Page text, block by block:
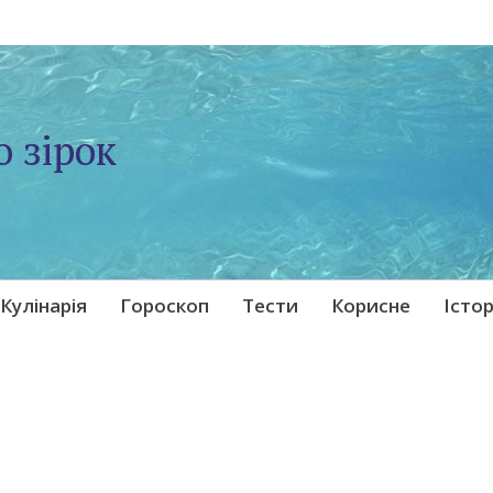
зірок
Кулінарія Гороскоп Тести Корисне